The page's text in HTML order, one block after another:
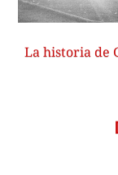
La historia de